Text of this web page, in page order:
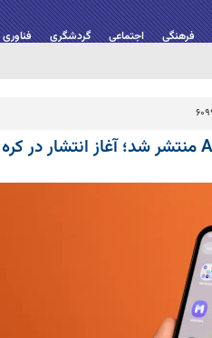
فرهنگی اجتماعی گردشگری فناوری
آپدیت One UI 8.5 برای گلکسی A15 4G منتشر شد؛ آغاز انتشار در کره